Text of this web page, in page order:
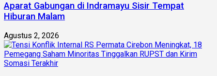
Aparat Gabungan di Indramayu Sisir Tempat
Hiburan Malam
Agustus 2, 2026